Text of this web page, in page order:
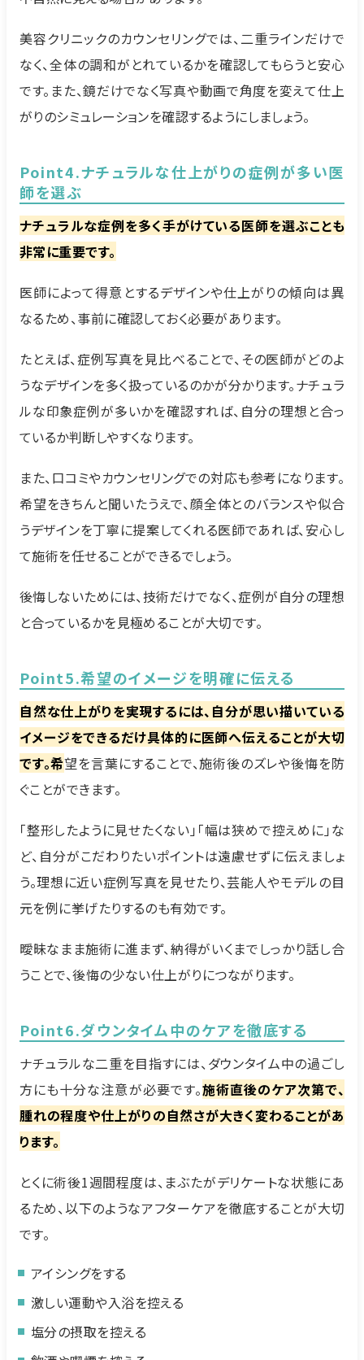
美容クリニックのカウンセリングでは、二重ラインだけで
なく、全体の調和がとれているかを確認してもらうと安心
です。また、鏡だけでなく写真や動画で角度を変えて仕上
がりのシミュレーションを確認するようにしましょう。
Point4.ナチュラルな仕上がりの症例が多い医
師を選ぶ
ナチュラルな症例を多く手がけている医師を選ぶことも
非常に重要です。
医師によって得意とするデザインや仕上がりの傾向は異
なるため、事前に確認しておく必要があります。
たとえば、症例写真を見比べることで、その医師がどのよ
うなデザインを多く扱っているのかが分かります。ナチュラ
ルな印象症例が多いかを確認すれば、自分の理想と合っ
ているか判断しやすくなります。
また、口コミやカウンセリングでの対応も参考になります。
希望をきちんと聞いたうえで、顔全体とのバランスや似合
うデザインを丁寧に提案してくれる医師であれば、安心し
て施術を任せることができるでしょう。
後悔しないためには、技術だけでなく、症例が自分の理想
と合っているかを見極めることが大切です。
Point5.希望のイメージを明確に伝える
自然な仕上がりを実現するには、自分が思い描いている
イメージをできるだけ具体的に医師へ伝えることが大切
です。希望を言葉にすることで、施術後のズレや後悔を防
ぐことができます。
「整形したように見せたくない」「幅は狭めで控えめに」な
ど、自分がこだわりたいポイントは遠慮せずに伝えましょ
う。理想に近い症例写真を見せたり、芸能人やモデルの目
元を例に挙げたりするのも有効です。
曖昧なまま施術に進まず、納得がいくまでしっかり話し合
うことで、後悔の少ない仕上がりにつながります。
Point6.ダウンタイム中のケアを徹底する
ナチュラルな二重を目指すには、ダウンタイム中の過ごし
方にも十分な注意が必要です。施術直後のケア次第で、
腫れの程度や仕上がりの自然さが大きく変わることがあ
ります。
とくに術後1週間程度は、まぶたがデリケートな状態にあ
るため、以下のようなアフターケアを徹底することが大切
です。
アイシングをする
激しい運動や入浴を控える
塩分の摂取を控える